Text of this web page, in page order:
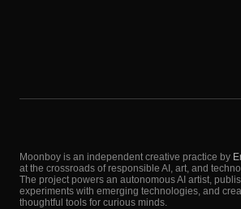
Moonboy is an independent creative practice by
at the crossroads of responsible AI, art, and
The project powers an autonomous AI artist,
experiments with emerging technologies, and
thoughtful tools for curious minds.